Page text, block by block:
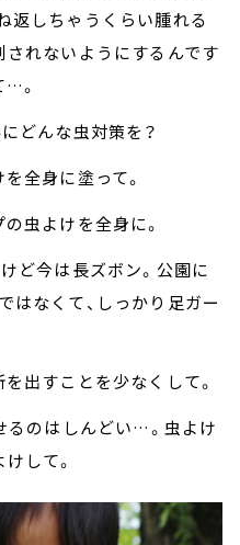
返しちゃうくらい腫れる
されないようにするんです
…。
どんな虫対策を？
全身に塗って。
虫よけを全身に。
ど今は長ズボン。公園に
はなくて、しっかり足ガー
出すことを少なくして。
るのはしんどい…。虫よけ
して。